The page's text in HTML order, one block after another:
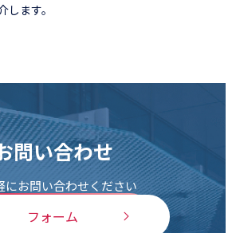
ます。
問い合わせ
にお問い合わせください
フォーム